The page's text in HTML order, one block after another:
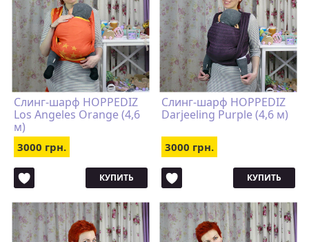
Слинг-шарф HOPPEDIZ
Los Angeles Orange (4,6
м)
3000 грн.
КУПИТЬ
Слинг-шарф HOPPEDIZ
Darjeeling Purple (4,6 м)
3000 грн.
КУПИТЬ